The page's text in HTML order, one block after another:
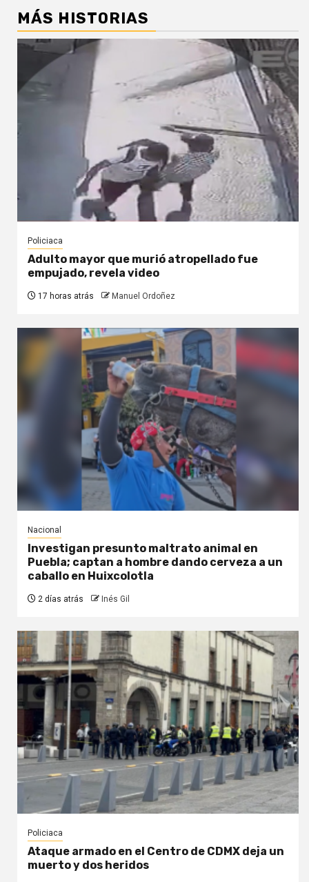
MÁS HISTORIAS
Policiaca
Adulto mayor que murió atropellado fue
empujado, revela video
17 horas atrás Manuel Ordoñez
Nacional
Investigan presunto maltrato animal en
Puebla; captan a hombre dando cerveza a un
caballo en Huixcolotla
2 días atrás Inés Gil
Policiaca
Ataque armado en el Centro de CDMX deja un
muerto y dos heridos